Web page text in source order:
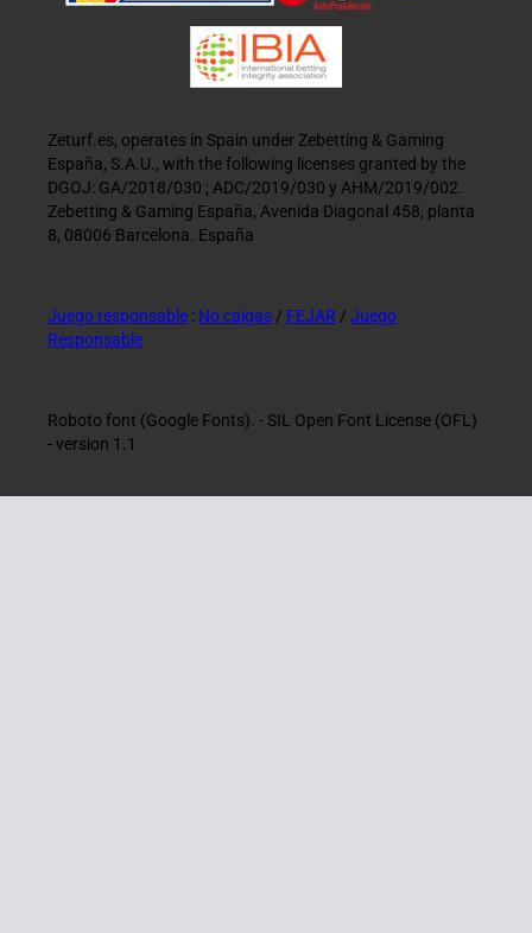
Zeturf.es, operates in Spain under Zebetting & Gaming
España, S.A.U., with the following licenses granted by the
DGOJ: GA/2018/030 ; ADC/2019/030 y AHM/2019/002.
Zebetting & Gaming España, Avenida Diagonal 458, planta
8, 08006 Barcelona. España
Juego responsable : No caigas / FEJAR / Juego
Responsable
Roboto font (Google Fonts). - SIL Open Font License (OFL)
- version 1.1